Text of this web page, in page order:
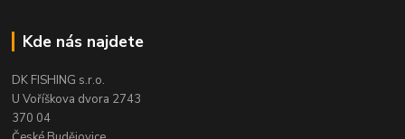
Kde nás najdete
DK FISHING s.r.o.
U Voříškova dvora 2743
370 04